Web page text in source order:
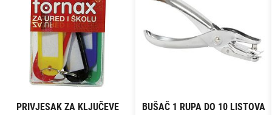
PRIVJESAK ZA KLJUČEVE
BUŠAČ 1 RUPA DO 10 LISTOVA